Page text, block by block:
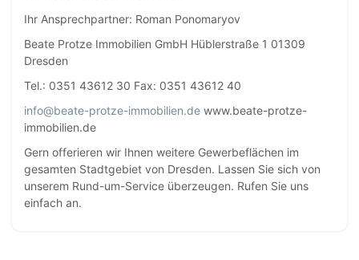
Ihr Ansprechpartner: Roman Ponomaryov
Beate Protze Immobilien GmbH Hüblerstraße 1 01309
Dresden
Tel.: 0351 43612 30 Fax: 0351 43612 40
info@beate-protze-immobilien.de www.beate-protze-
immobilien.de
Gern offerieren wir Ihnen weitere Gewerbeflächen im
gesamten Stadtgebiet von Dresden. Lassen Sie sich von
unserem Rund-um-Service überzeugen. Rufen Sie uns
einfach an.